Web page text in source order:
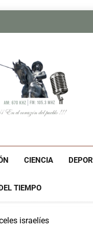
del Consejo de
del Consejo de
Héroe
CIENCIA
TIEMPO
israelíes